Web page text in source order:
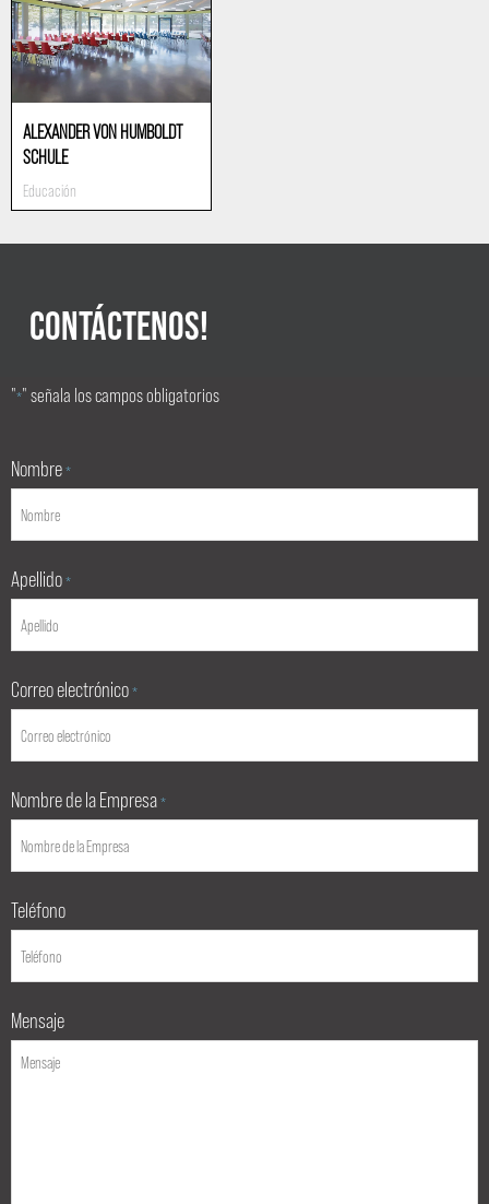
ALEXANDER VON HUMBOLDT
SCHULE
Educación
CONTÁCTENOS!
"*" señala los campos obligatorios
Nombre *
Apellido *
Correo electrónico *
Nombre de la Empresa *
Teléfono
Mensaje